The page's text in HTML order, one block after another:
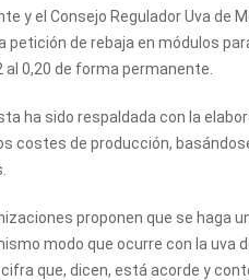
y el Consejo Regulador Uva de
petición de rebaja en módulos
al 0,20 de forma permanente.
ha sido respaldada con la
costes de producción,
proponen que se haga
modo que ocurre con la uva
cifra que, dicen, está acorde y